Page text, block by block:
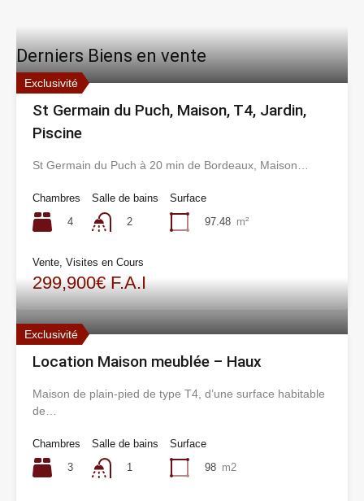
Derniers Biens en vente
Exclusivité
St Germain du Puch, Maison, T4, Jardin,
Piscine
St Germain du Puch à 20 min de Bordeaux, Maison…
Chambres
4
Salle de bains
2
Surface
97.48 m²
Vente, Visites en Cours
299,900€ F.A.I
Exclusivité
Location Maison meublée – Haux
Maison de plain-pied de type T4, d’une surface habitable
de…
Chambres
3
Salle de bains
1
Surface
98 m2